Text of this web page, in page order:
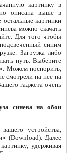
картинку в
описана выше в
остальные картинки
можно скачать
Для того чтобы
синим
Загрузка либо
путь. Выберите
Можем поспорить,
смотрели на нее на
гаджета очень
синева на обои
устройства,
(Download). Далее
удерживая